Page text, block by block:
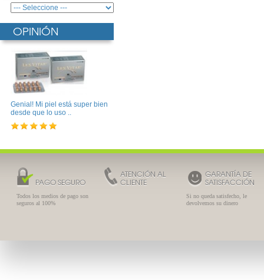
OPINIÓN
Genial! Mi piel está super bien
desde que lo uso ..
PAGO SEGURO
Todos los medios de pago son
seguros al 100%
ATENCIÓN AL
CLIENTE
GARANTÍA DE
SATISFACCIÓN
Si no queda satisfecho, le
devolvemos su dinero